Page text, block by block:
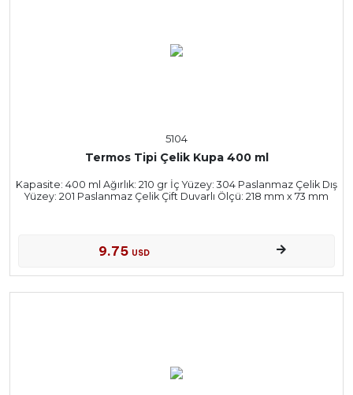
5104
Termos Tipi Çelik Kupa 400 ml
Kapasite: 400 ml Ağırlık: 210 gr İç Yüzey: 304 Paslanmaz Çelik Dış
Yüzey: 201 Paslanmaz Çelik Çift Duvarlı Ölçü: 218 mm x 73 mm
9.75 USD